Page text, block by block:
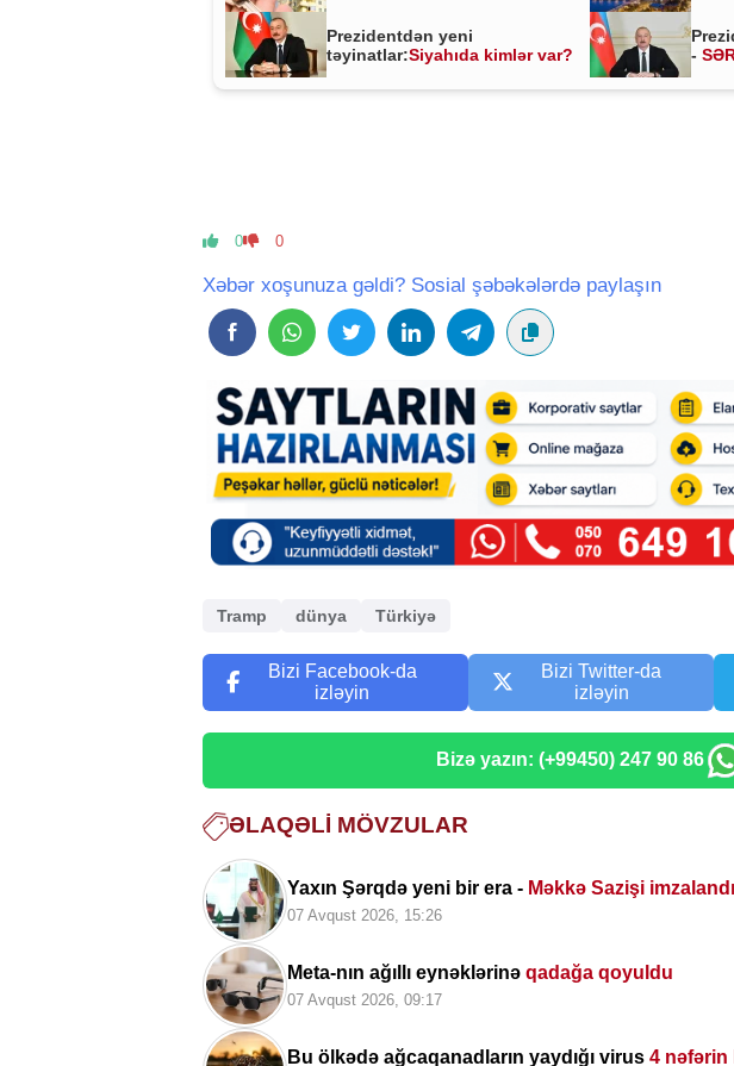
Prezidentdən yeni
təyinatlar:Siyahıda kimlər var?
-
0 0
Xəbər xoşunuza gəldi? Sosial şəbəkələrdə paylaşın
Tramp dünya Türkiyə
Bizi Facebook-da
izləyin
Bizi Twitter-da
izləyin
Bizə yazın: (+99450) 247 90 86
ƏLAQƏLI MÖVZULAR
Yaxın Şərqdə yeni bir era - Məkkə Sazişi imzalandı
07 Avqust 2026, 15:26
Meta-nın ağıllı eynəklərinəqadağa qoyuldu
07 Avqust 2026, 09:17
Bu ölkədə ağcaqanadların yaydığı virus4 nəfərin